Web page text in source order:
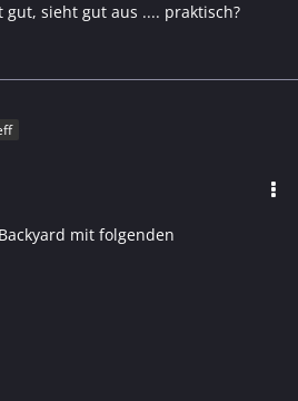
gut, sieht gut aus .... praktisch?
mit folgenden